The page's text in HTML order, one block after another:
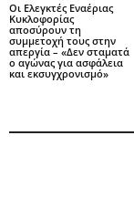
Οι Ελεγκτές Εναέριας
Κυκλοφορίας
αποσύρουν τη
συμμετοχή τους στην
απεργία – «Δεν σταματά
ο αγώνας για ασφάλεια
και εκσυγχρονισμό»